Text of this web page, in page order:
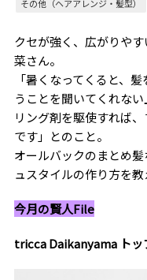
その他（ヘアアレンジ・髪型）
クセが強く、広がりや
菜さん。
「暑くなってくると、
うことを聞いてくれな
リング剤を駆使すれば
です」とのこと。
オールバックのまとめ
ュスタイルの作り方を教
今月の賢人File
tricca Daikanyama ト